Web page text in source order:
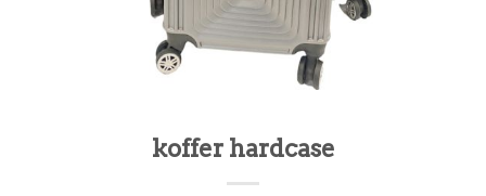
koffer hardcase